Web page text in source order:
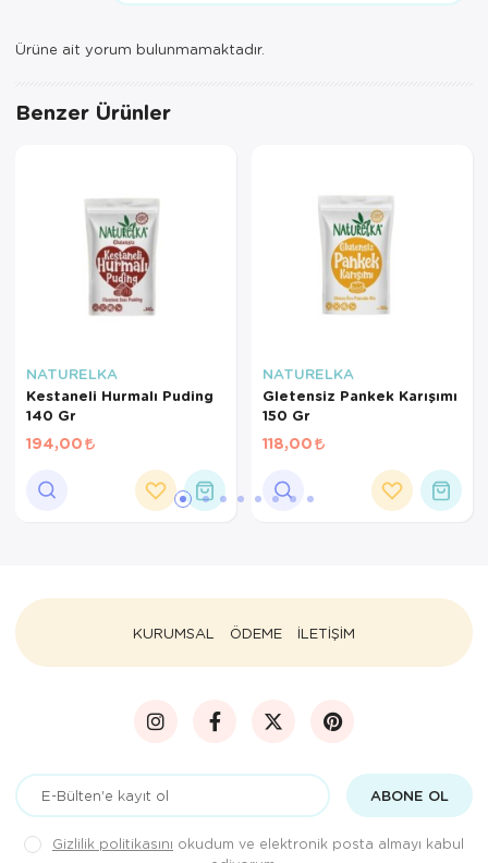
Ürüne ait yorum bulunmamaktadır.
Benzer Ürünler
NATURELKA
Kestaneli Hurmalı Puding
140 Gr
194,00
NATURELKA
Gletensiz Pankek Karışımı
150 Gr
118,00
KURUMSAL ÖDEME İLETİŞİM
ABONE OL
Gizlilik politikasını okudum ve elektronik posta almayı kabul